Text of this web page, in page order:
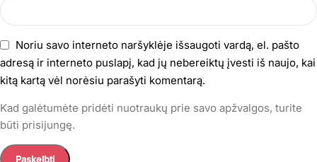
Noriu savo interneto naršyklėje išsaugoti vardą, el. pašto
adresą ir interneto puslapį, kad jų nebereiktų įvesti iš naujo, kai
kitą kartą vėl norėsiu parašyti komentarą.
Kad galėtumėte pridėti nuotraukų prie savo apžvalgos, turite
būti prisijungę.